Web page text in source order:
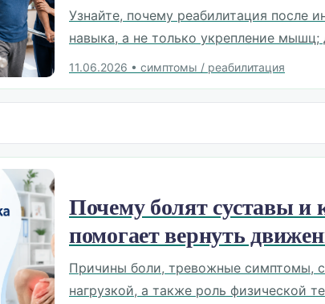
Узнайте, почему реабилитация после
навыка, а не только укрепление
11.06.2026 • симптомы / реабилитация
Почему болят суставы и
помогает вернуть
Причины боли, тревожные симптомы,
нагрузкой, а также роль физической